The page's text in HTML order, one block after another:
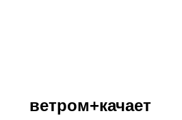
ветром+качает